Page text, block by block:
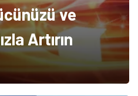
ve
Artırın